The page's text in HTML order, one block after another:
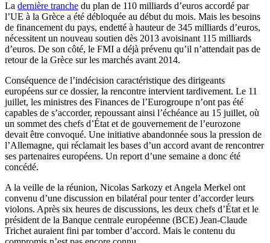
La dernière tranche du plan de 110 milliards d’euros accordé par
l’UE à la Grèce a été débloquée au début du mois. Mais les besoins
de financement du pays, endetté à hauteur de 345 milliards d’euros,
nécessitent un nouveau soutien dès 2013 avoisinant 115 milliards
d’euros. De son côté, le FMI a déjà prévenu qu’il n’attendait pas de
retour de la Grèce sur les marchés avant 2014.
Conséquence de l’indécision caractéristique des dirigeants
européens sur ce dossier, la rencontre intervient tardivement. Le 11
juillet, les ministres des Finances de l’Eurogroupe n’ont pas été
capables de s’accorder, repoussant ainsi l’échéance au 15 juillet, où
un sommet des chefs d’État et de gouvernement de l’eurozone
devait être convoqué. Une initiative abandonnée sous la pression de
l’Allemagne, qui réclamait les bases d’un accord avant de rencontrer
ses partenaires européens. Un report d’une semaine a donc été
concédé.
A la veille de la réunion, Nicolas Sarkozy et Angela Merkel ont
convenu d’une discussion en bilatéral pour tenter d’accorder leurs
violons. Après six heures de discussions, les deux chefs d’État et le
président de la Banque centrale européenne (BCE) Jean-Claude
Trichet auraient fini par tomber d’accord. Mais le contenu du